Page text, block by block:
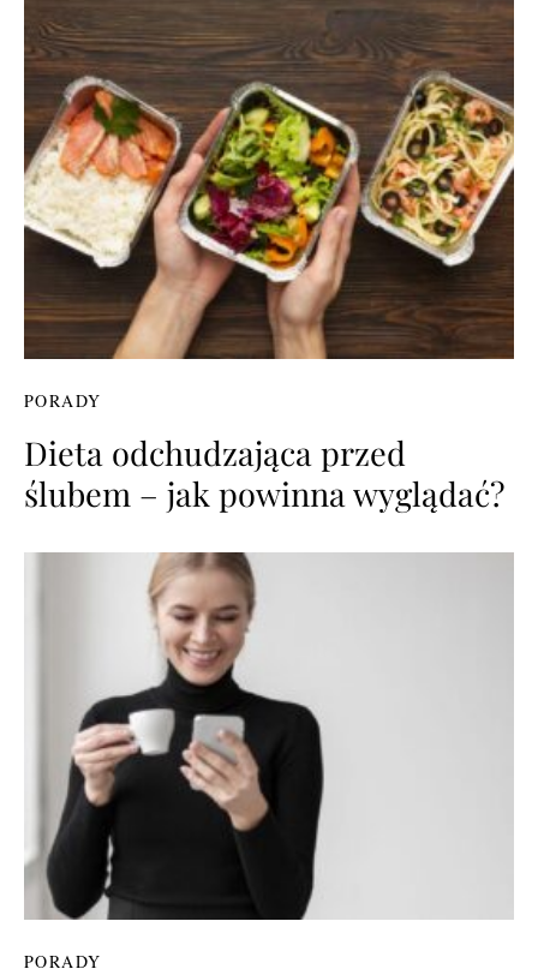
PORADY
Dieta odchudzająca przed
ślubem – jak powinna wyglądać?
PORADY